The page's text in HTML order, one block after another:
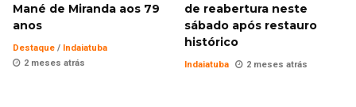
Mané de Miranda aos 79
anos
Destaque / Indaiatuba
2 meses atrás
de reabertura neste
sábado após restauro
histórico
Indaiatuba 2 meses atrás